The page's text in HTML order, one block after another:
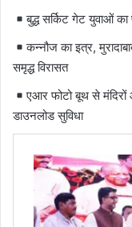
बुद्ध सर्किट गेट युवाओं का
कन्नौज का इत्र,
समृद्ध विरासत
एआर फोटो बूथ से
डाउनलोड सुविधा